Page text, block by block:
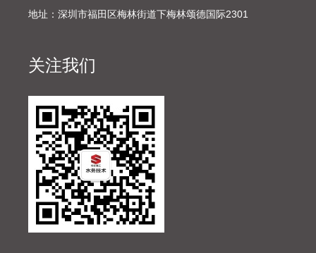
地址：深圳市福田区梅林街道下梅林颂德国际2301
关注我们